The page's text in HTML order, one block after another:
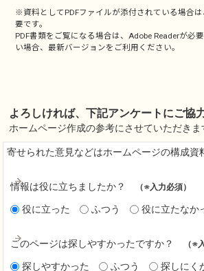
※資料としてPDFファイルが添付されている場合
要です。
PDF書類をご覧になる場合は、Adobe Readerが必
い場合、最新バージョンをご利用ください。